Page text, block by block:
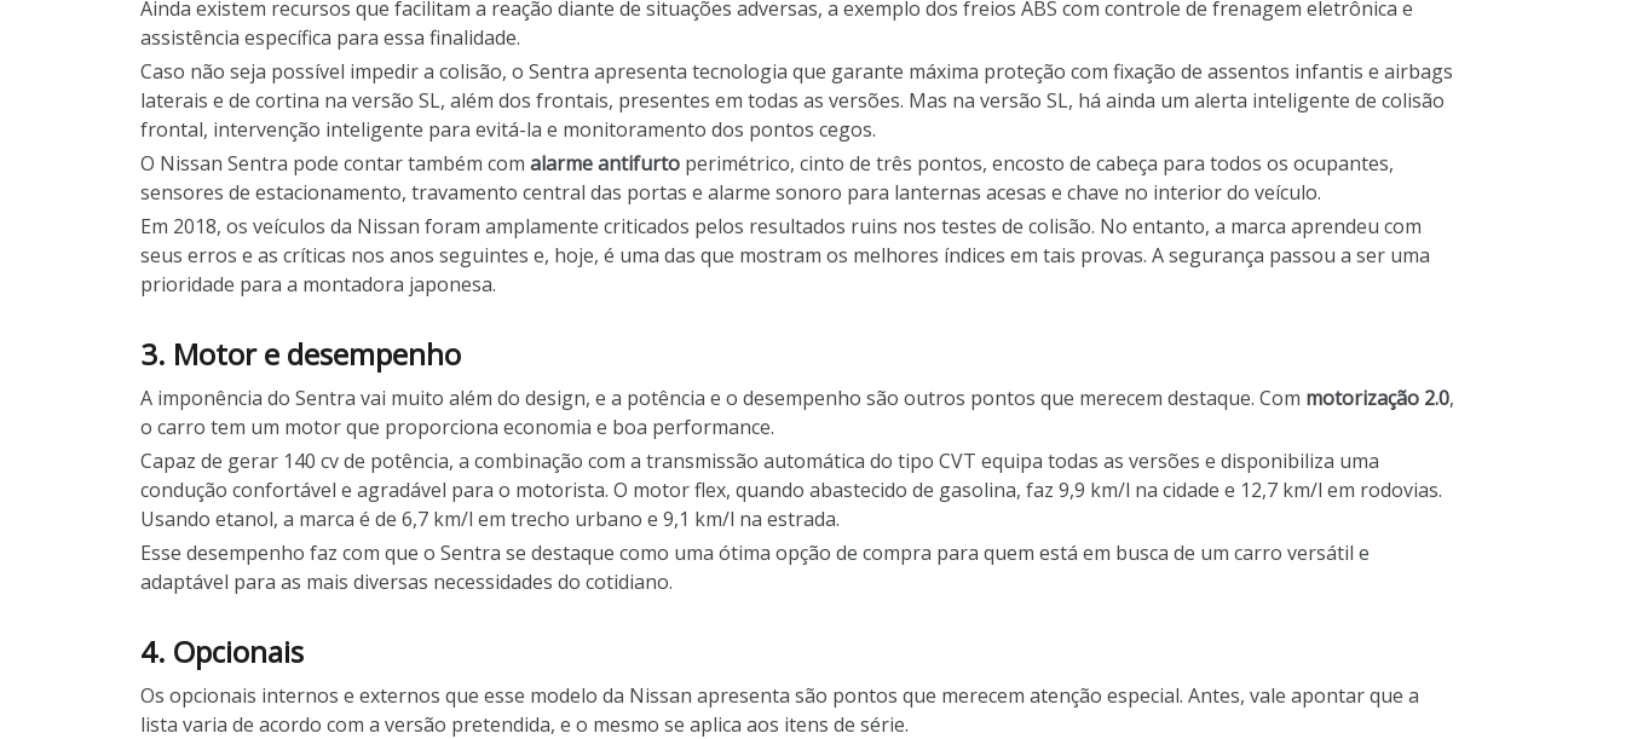
Ainda existem recursos que facilitam a reação diante de situações adversas, a exemplo dos freios ABS com controle de frenagem eletrônica e
assistência específica para essa finalidade.
Caso não seja possível impedir a colisão, o Sentra apresenta tecnologia que garante máxima proteção com fixação de assentos infantis e airbags
laterais e de cortina na versão SL, além dos frontais, presentes em todas as versões. Mas na versão SL, há ainda um alerta inteligente de colisão
frontal, intervenção inteligente para evitá-la e monitoramento dos pontos cegos.
O Nissan Sentra pode contar também com alarme antifurto perimétrico, cinto de três pontos, encosto de cabeça para todos os ocupantes,
sensores de estacionamento, travamento central das portas e alarme sonoro para lanternas acesas e chave no interior do veículo.
Em 2018, os veículos da Nissan foram amplamente criticados pelos resultados ruins nos testes de colisão. No entanto, a marca aprendeu com
seus erros e as críticas nos anos seguintes e, hoje, é uma das que mostram os melhores índices em tais provas. A segurança passou a ser uma
prioridade para a montadora japonesa.
3. Motor e desempenho
A imponência do Sentra vai muito além do design, e a potência e o desempenho são outros pontos que merecem destaque. Com motorização 2.0,
o carro tem um motor que proporciona economia e boa performance.
Capaz de gerar 140 cv de potência, a combinação com a transmissão automática do tipo CVT equipa todas as versões e disponibiliza uma
condução confortável e agradável para o motorista. O motor flex, quando abastecido de gasolina, faz 9,9 km/l na cidade e 12,7 km/l em rodovias.
Usando etanol, a marca é de 6,7 km/l em trecho urbano e 9,1 km/l na estrada.
Esse desempenho faz com que o Sentra se destaque como uma ótima opção de compra para quem está em busca de um carro versátil e
adaptável para as mais diversas necessidades do cotidiano.
4. Opcionais
Os opcionais internos e externos que esse modelo da Nissan apresenta são pontos que merecem atenção especial. Antes, vale apontar que a
lista varia de acordo com a versão pretendida, e o mesmo se aplica aos itens de série.